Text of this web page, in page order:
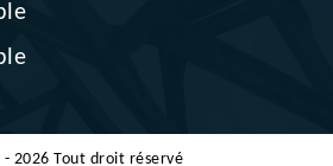
2026 Tout droit réservé